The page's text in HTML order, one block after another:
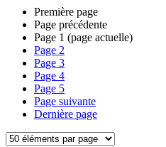
Première page
Page précédente
Page 1 (page actuelle)
Page 2
Page 3
Page 4
Page 5
Page suivante
Dernière page